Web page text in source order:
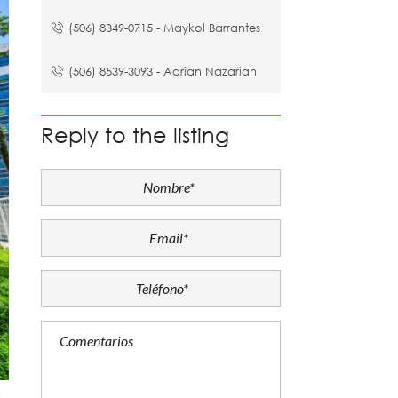
(506) 8349-0715 - Maykol Barrantes
(506) 8539-3093 - Adrian Nazarian
Reply to the listing